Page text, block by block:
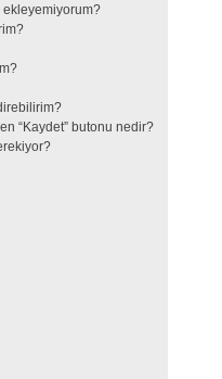
“Kaydet” butonu nedir?